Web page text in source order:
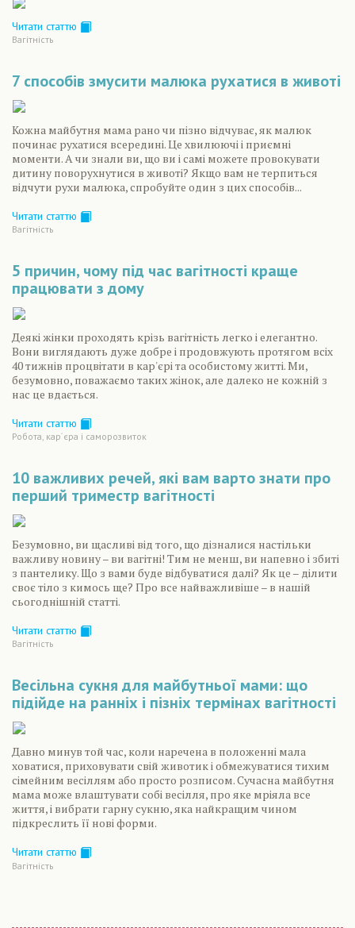
Читати статтю
Вагiтнiсть
7 способів змусити малюка рухатися в животі
Кожна майбутня мама рано чи пізно відчуває, як малюк
починає рухатися всередині. Це хвилюючі і приємні
моменти. А чи знали ви, що ви і самі можете провокувати
дитину поворухнутися в животі? Якщо вам не терпиться
відчути рухи малюка, спробуйте один з цих способів...
Читати статтю
Вагiтнiсть
5 причин, чому під час вагітності краще
працювати з дому
Деякі жінки проходять крізь вагітність легко і елегантно.
Вони виглядають дуже добре і продовжують протягом всіх
40 тижнів процвітати в кар'єрі та особистому житті. Ми,
безумовно, поважаємо таких жінок, але далеко не кожній з
нас це вдається.
Читати статтю
Робота, кар´єра і саморозвиток
10 важливих речей, які вам варто знати про
перший триместр вагітності
Безумовно, ви щасливі від того, що дізналися настільки
важливу новину – ви вагітні! Тим не менш, ви напевно і збиті
з пантелику. Що з вами буде відбуватися далі? Як це – ділити
своє тіло з кимось ще? Про все найважливіше – в нашій
сьогоднішній статті.
Читати статтю
Вагiтнiсть
Весільна сукня для майбутньої мами: що
підійде на ранніх і пізніх термінах вагітності
Давно минув той час, коли наречена в положенні мала
ховатися, приховувати свій животик і обмежуватися тихим
сімейним весіллям або просто розписом. Сучасна майбутня
мама може влаштувати собі весілля, про яке мріяла все
життя, і вибрати гарну сукню, яка найкращим чином
підкреслить її нові форми.
Читати статтю
Вагiтнiсть